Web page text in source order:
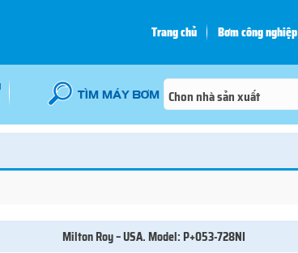
Trang chủ Bơm công nghiệp
Milton Roy – USA. Model: P+053-728NI